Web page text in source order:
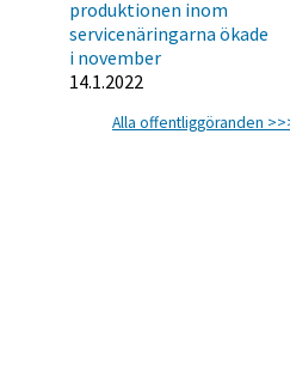
produktionen inom
servicenäringarna ökade
i november
14.1.2022
Alla offentliggöranden